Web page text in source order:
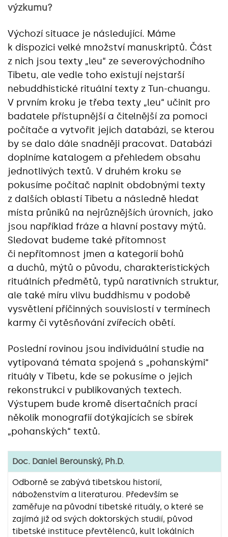
výzkumu?
Výchozí situace je následující. Máme
k dispozici velké množství manuskriptů. Část
z nich jsou texty „leu“ ze severovýchodního
Tibetu, ale vedle toho existují nejstarší
nebuddhistické rituální texty z Tun-chuangu.
V prvním kroku je třeba texty „leu“ učinit pro
badatele přístupnější a čitelnější za pomoci
počítače a vytvořit jejich databázi, se kterou
by se dalo dále snadněji pracovat. Databázi
doplníme katalogem a přehledem obsahu
jednotlivých textů. V druhém kroku se
pokusíme počítač naplnit obdobnými texty
z dalších oblastí Tibetu a následně hledat
místa průniků na nejrůznějších úrovních, jako
jsou například fráze a hlavní postavy mýtů.
Sledovat budeme také přítomnost
či nepřítomnost jmen a kategorií bohů
a duchů, mýtů o původu, charakteristických
rituálních předmětů, typů narativních struktur,
ale také míru vlivu buddhismu v podobě
vysvětlení příčinných souvislostí v termínech
karmy či vytěsňování zvířecích obětí.
Poslední rovinou jsou individuální studie na
vytipovaná témata spojená s „pohanskými“
rituály v Tibetu, kde se pokusíme o jejich
rekonstrukci v publikovaných textech.
Výstupem bude kromě disertačních prací
několik monografií dotýkajících se sbírek
„pohanských“ textů.
Doc. Daniel Berounský, Ph.D.
Odborně se zabývá tibetskou historií,
náboženstvím a literaturou. Především se
zaměřuje na původní tibetské rituály, o které se
zajímá již od svých doktorských studií, původ
tibetské instituce převtělenců, kult lokálních